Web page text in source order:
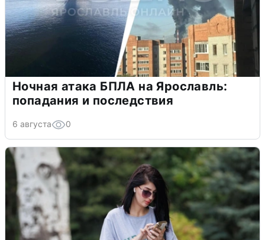
Ночная атака БПЛА на Ярославль:
попадания и последствия
6 августа 0